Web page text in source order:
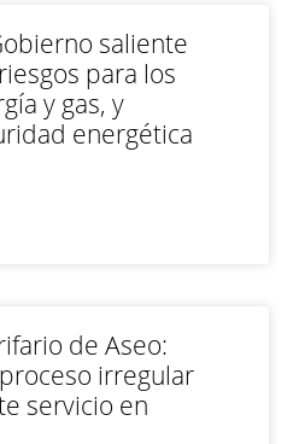
saliente
para los
y gas, y
energética
de Aseo:
irregular
servicio en